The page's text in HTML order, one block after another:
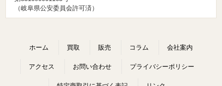
（岐阜県公安委員会許可済）
ホーム 買取 販売 コラム 会社案内
アクセス お問い合わせ プライバシーポリシー